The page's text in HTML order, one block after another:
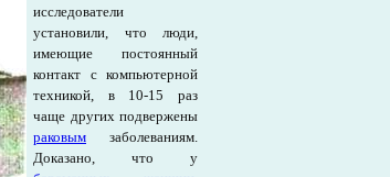
исследователи
установили, что люди,
имеющие постоянный
контакт с компьютерной
техникой, в 10-15 раз
чаще других подвержены
раковым заболеваниям.
Доказано, что у